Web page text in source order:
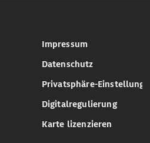
Impressum
Datenschutz
Privatsphäre-Einstellungen
Digitalregulierung
Karte lizenzieren